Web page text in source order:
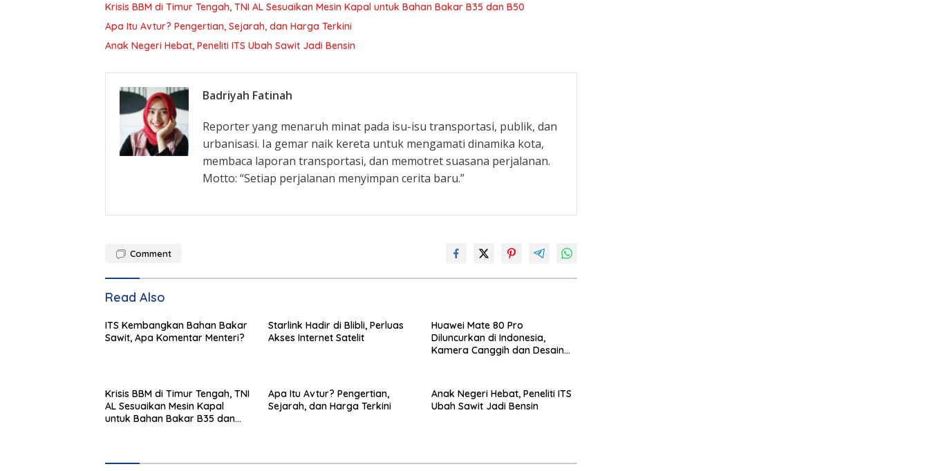
Krisis BBM di Timur Tengah, TNI AL Sesuaikan Mesin Kapal untuk Bahan Bakar B35 dan B50
Apa Itu Avtur? Pengertian, Sejarah, dan Harga Terkini
Anak Negeri Hebat, Peneliti ITS Ubah Sawit Jadi Bensin
Badriyah Fatinah
Reporter yang menaruh minat pada isu-isu transportasi, publik, dan
urbanisasi. Ia gemar naik kereta untuk mengamati dinamika kota,
membaca laporan transportasi, dan memotret suasana perjalanan.
Motto: “Setiap perjalanan menyimpan cerita baru.”
Comment
Read Also
ITS Kembangkan Bahan Bakar
Sawit, Apa Komentar Menteri?
Starlink Hadir di Blibli, Perluas
Akses Internet Satelit
Huawei Mate 80 Pro
Diluncurkan di Indonesia,
Kamera Canggih dan Desain
Krisis BBM di Timur Tengah, TNI
AL Sesuaikan Mesin Kapal
untuk Bahan Bakar B35 dan
Apa Itu Avtur? Pengertian,
Sejarah, dan Harga Terkini
Anak Negeri Hebat, Peneliti ITS
Ubah Sawit Jadi Bensin